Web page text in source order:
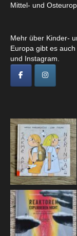
Mittel- und
Mehr über Kinder-
Europa gibt es
und Instagram.